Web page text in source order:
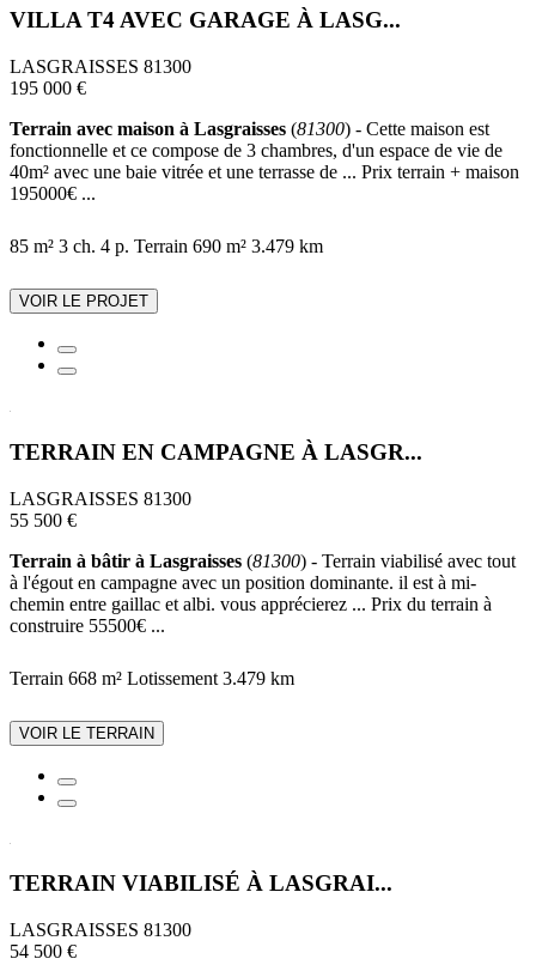
VILLA T4 AVEC GARAGE À LASG...
LASGRAISSES 81300
195 000 €
Terrain avec maison à Lasgraisses (81300) - Cette maison est
fonctionnelle et ce compose de 3 chambres, d'un espace de vie de
40m² avec une baie vitrée et une terrasse de ... Prix terrain + maison
195000€ ...
85 m² 3 ch. 4 p. Terrain 690 m² 3.479 km
VOIR LE PROJET
TERRAIN EN CAMPAGNE À LASGR...
LASGRAISSES 81300
55 500 €
Terrain à bâtir à Lasgraisses (81300) - Terrain viabilisé avec tout
à l'égout en campagne avec un position dominante. il est à mi-
chemin entre gaillac et albi. vous apprécierez ... Prix du terrain à
construire 55500€ ...
Terrain 668 m² Lotissement 3.479 km
VOIR LE TERRAIN
TERRAIN VIABILISÉ À LASGRAI...
LASGRAISSES 81300
54 500 €